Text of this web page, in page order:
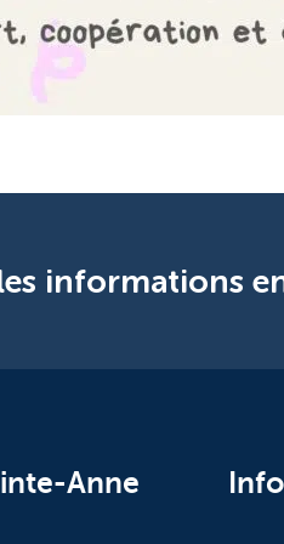
informations
Anne